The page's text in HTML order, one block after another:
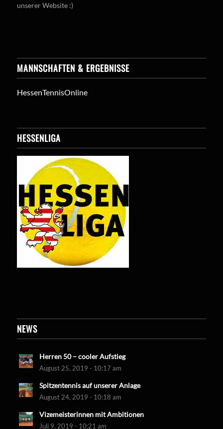
unserer Website :)
MANNSCHAFTEN & ERGEBNISSE
HessenTennisOnline
HESSENLIGA
NEWS
Herren 50 – cooler Aufstieg
August 25, 2019 - 10:17 am
Spitzentennis auf unserer Anlage
August 24, 2019 - 10:18 am
Vizemeisterinnen mit Ambitionen
Juli 9, 2019 - 10:21 am